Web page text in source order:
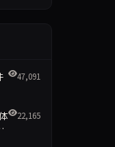
47,091
22,165